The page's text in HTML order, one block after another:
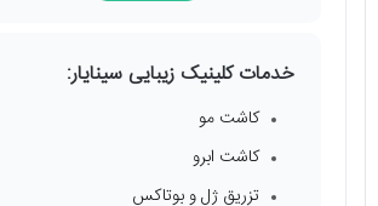
خدمات کلینیک زیبایی سینایار:
کاشت مو
کاشت ابرو
تزریق ژل و بوتاکس